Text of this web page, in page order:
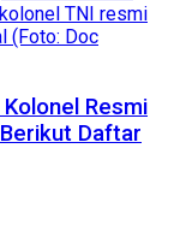
Resmi
Daftar